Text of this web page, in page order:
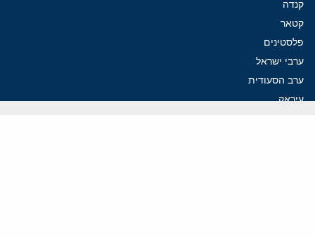
קנדה
קטאר
פלסטינים
ערבי ישראל
ערב הסעודית
עיראק